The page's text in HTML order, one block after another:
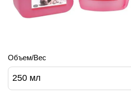
Объем/Вес
250 мл